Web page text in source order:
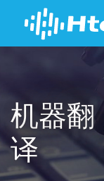
机器翻
译